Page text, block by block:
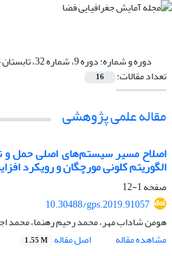
دوره و شماره:دوره 9، شماره 32، تابستان 1398، صفحه 1-262
تعداد مقالات: 16
مقاله علمی پژوهشی
اصلاح مسیر سیستم‌های اصلی حمل
الگوریتم کلونی مورچگان و رویکرد
صفحه1-12
10.30488/gps.2019.91057
هومن شاداب مهر، محمد رحیم رهنما، محمد
مشاهده مقاله
اصل مقاله 1.55 M